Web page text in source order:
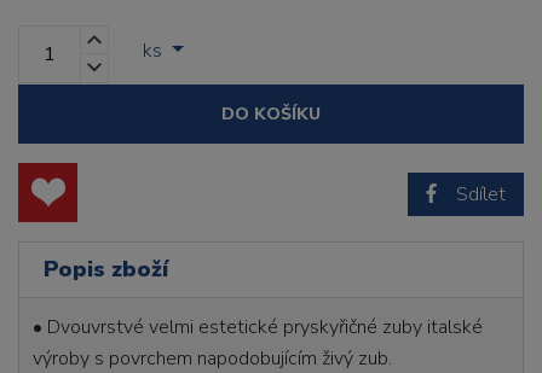
ks
DO KOŠÍKU
Sdílet
Popis zboží
• Dvouvrstvé velmi estetické pryskyřičné zuby italské
výroby s povrchem napodobujícím živý zub.